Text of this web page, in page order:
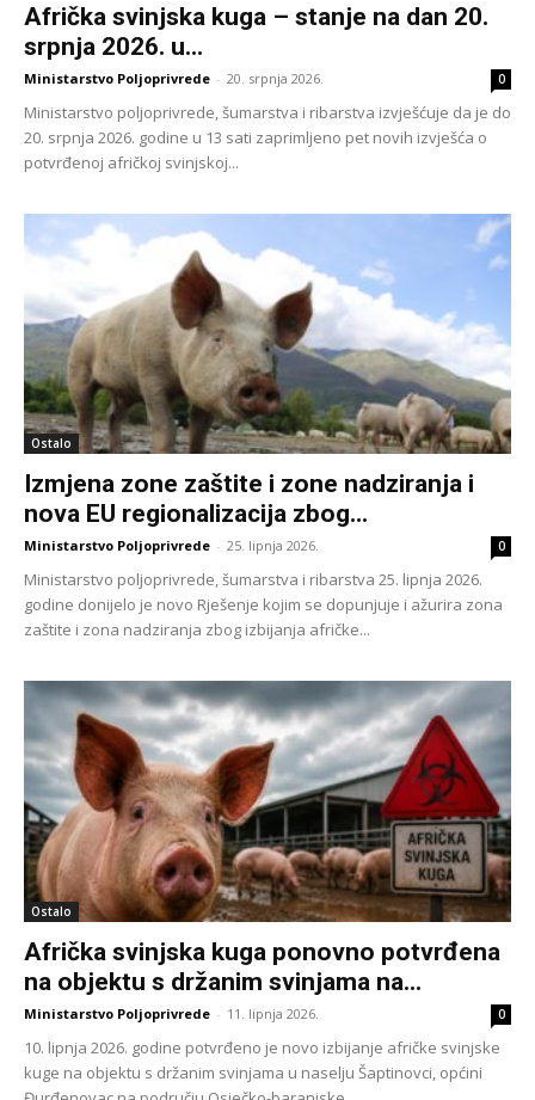
Afrička svinjska kuga – stanje na dan 20.
srpnja 2026. u...
Ministarstvo Poljoprivrede - 20. srpnja 2026. 0
Ministarstvo poljoprivrede, šumarstva i ribarstva izvješćuje da je do
20. srpnja 2026. godine u 13 sati zaprimljeno pet novih izvješća o
potvrđenoj afričkoj svinjskoj...
Ostalo
Izmjena zone zaštite i zone nadziranja i
nova EU regionalizacija zbog...
Ministarstvo Poljoprivrede - 25. lipnja 2026. 0
Ministarstvo poljoprivrede, šumarstva i ribarstva 25. lipnja 2026.
godine donijelo je novo Rješenje kojim se dopunjuje i ažurira zona
zaštite i zona nadziranja zbog izbijanja afričke...
Ostalo
Afrička svinjska kuga ponovno potvrđena
na objektu s držanim svinjama na...
Ministarstvo Poljoprivrede - 11. lipnja 2026. 0
10. lipnja 2026. godine potvrđeno je novo izbijanje afričke svinjske
kuge na objektu s držanim svinjama u naselju Šaptinovci, općini